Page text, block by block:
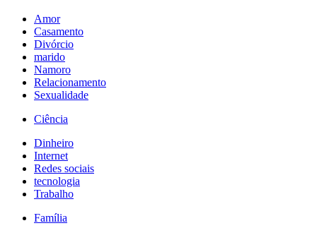
Amor
Casamento
Divórcio
marido
Namoro
Relacionamento
Sexualidade
Ciência
Dinheiro
Internet
Redes sociais
tecnologia
Trabalho
Família